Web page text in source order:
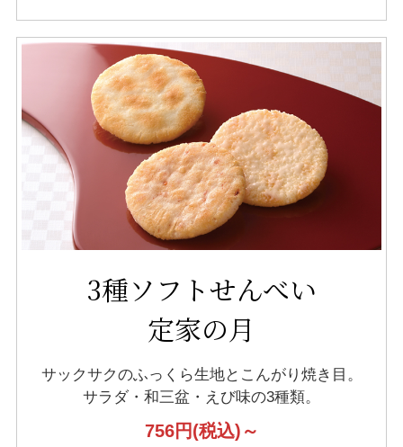
3種ソフトせんべい
定家の月
サックサクのふっくら生地とこんがり焼き目。
サラダ・和三盆・えび味の3種類。
756円(税込)～